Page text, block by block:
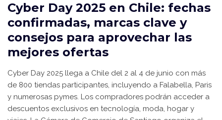
Cyber Day 2025 en Chile: fechas
confirmadas, marcas clave y
consejos para aprovechar las
mejores ofertas
Cyber Day 2025 llega a Chile del 2 al 4 de junio con más
de 800 tiendas participantes, incluyendo a Falabella, Paris
y numerosas pymes. Los compradores podrán acceder a
descuentos exclusivos en tecnología, moda, hogar y